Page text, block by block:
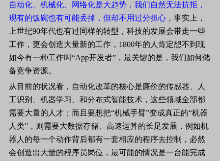
自动化、机械化、网络化是大趋势，我们自然无法抗拒，
现有的饭碗也有可能丢掉，但却不用过分担心 ，事实上，
上世纪90年代也有过同样的转型，科技的发展会带走一些
工作，更会创造大量新的工作， 1800年的人肯定想不到现
如今有一种工作叫“App开发者”，最关键的是，我们如何储
备竞争资源。
从目前的状况看，自动化改革的核心是廉价的传感器、人
工识别、机器学习、和分布式智能技术，这些领域全部都
需要大量的人才；而且要想把“机械手臂”变成真正的“机器
人类”，则需要大数据存储、高速运算的长足发展，例如机
器人的每一个动作背后都有一套相应的程序去控制，必然
会创造出大量的程序员岗位，最可能的情况是一台能完成